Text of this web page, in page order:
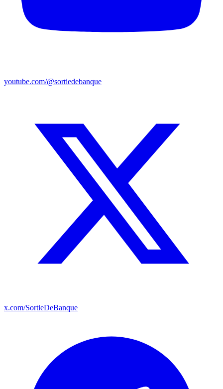
youtube.com/@sortiedebanque
x.com/SortieDeBanque